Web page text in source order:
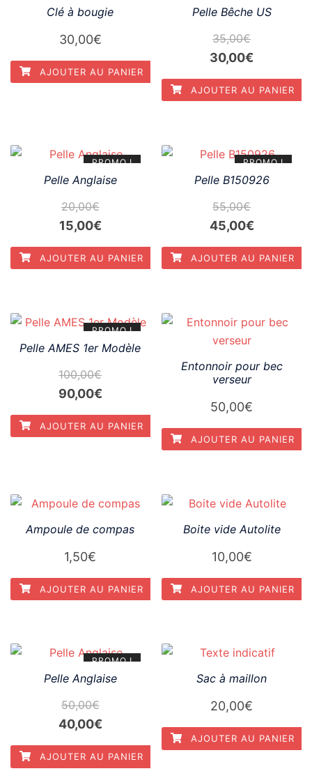
Clé à bougie
30,00€
AJOUTER AU PANIER
Pelle Bêche US
35,00€
Le
prix
initial
30,00€
prix
actuel
AJOUTER AU PANIER
PROMO !
Pelle Anglaise
20,00€
Le
prix
initial
15,00€Le
prix
actuel
AJOUTER AU PANIER
PROMO !
Pelle B150926
55,00€
Le
prix
initial
45,00€Le
prix
actuel
AJOUTER AU PANIER
PROMO !
Pelle AMES 1er Modèle
100,00€
Le
prix
initial
90,00€Le
prix
actuel
AJOUTER AU PANIER
Entonnoir pour bec
verseur
50,00€
AJOUTER AU PANIER
Ampoule de compas
1,50€
AJOUTER AU PANIER
Boite vide Autolite
10,00€
AJOUTER AU PANIER
PROMO !
Pelle Anglaise
50,00€
Le
prix
initial
40,00€Le
prix
actuel
AJOUTER AU PANIER
Sac à maillon
20,00€
AJOUTER AU PANIER